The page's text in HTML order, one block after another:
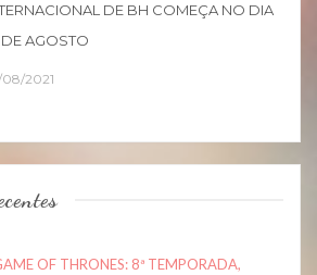
DE BH COMEÇA NO DIA
DE AGOSTO
08/2021
OF THRONES: 8ª TEMPORADA,